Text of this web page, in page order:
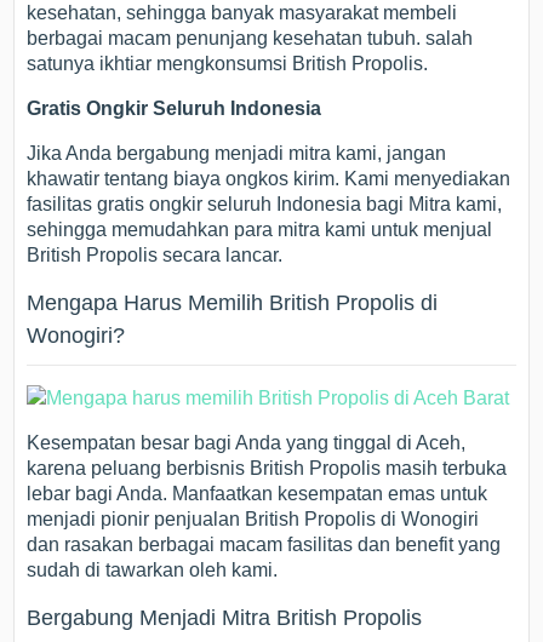
kesehatan, sehingga banyak masyarakat membeli
berbagai macam penunjang kesehatan tubuh. salah
satunya ikhtiar mengkonsumsi British Propolis.
Gratis Ongkir Seluruh Indonesia
Jika Anda bergabung menjadi mitra kami, jangan
khawatir tentang biaya ongkos kirim. Kami menyediakan
fasilitas gratis ongkir seluruh Indonesia bagi Mitra kami,
sehingga memudahkan para mitra kami untuk menjual
British Propolis secara lancar.
Mengapa Harus Memilih British Propolis di
Wonogiri?
Kesempatan besar bagi Anda yang tinggal di Aceh,
karena peluang berbisnis British Propolis masih terbuka
lebar bagi Anda. Manfaatkan kesempatan emas untuk
menjadi pionir penjualan British Propolis di Wonogiri
dan rasakan berbagai macam fasilitas dan benefit yang
sudah di tawarkan oleh kami.
Bergabung Menjadi Mitra British Propolis